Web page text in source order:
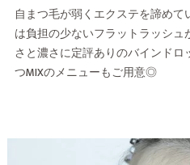
自まつ毛が弱くエクステを諦めて
は負担の少ないフラットラッシ
さと濃さに定評ありのバインド
つMIXのメニューもご用意◎